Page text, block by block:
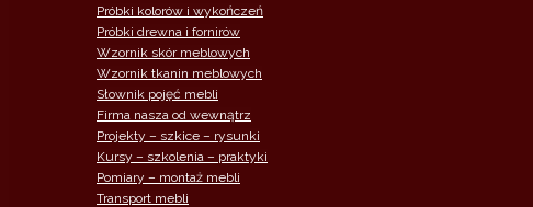
Próbki kolorów i wykończeń
Próbki drewna i fornirów
Wzornik skór meblowych
Wzornik tkanin meblowych
Słownik pojęć mebli
Firma nasza od wewnątrz
Projekty – szkice – rysunki
Kursy – szkolenia – praktyki
Pomiary – montaż mebli
Transport mebli